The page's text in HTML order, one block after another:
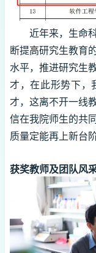
近年来，生命
断提高研究生教育
水平，推进研究生
才，在此形势下，
才，这离不开一线
信在我院师生的共
质量定能再上新台阶
获奖教师及团队风采